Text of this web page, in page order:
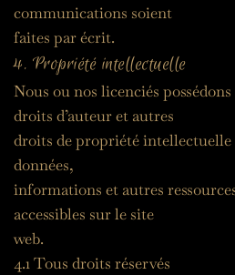
communications soient
faites par écrit.
4. Propriété intellectuelle
Nous ou nos licenciés
droits d’auteur et autres
droits de propriété intellectuelle
données,
informations et autres
accessibles sur le site
web.
4.1 Tous droits réservés